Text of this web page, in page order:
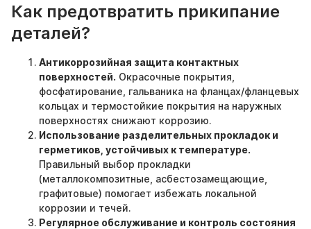
Как предотвратить прикипание
деталей?
Антикоррозийная защита контактных
поверхностей. Окрасочные покрытия,
фосфатирование, гальваника на фланцах/фланцевых
кольцах и термостойкие покрытия на наружных
поверхностях снижают коррозию.
Использование разделительных прокладок и
герметиков, устойчивых к температуре.
Правильный выбор прокладки
(металлокомпозитные, асбестозамещающие,
графитовые) помогает избежать локальной
коррозии и течей.
Регулярное обслуживание и контроль состояния